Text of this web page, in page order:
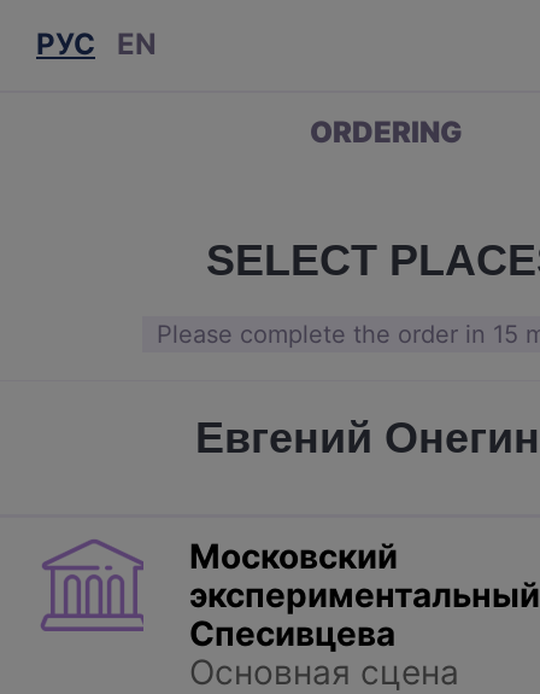
РУС EN
ORDERING
SELECT
Please complete the order in 15
Евгений
Московский
Спесивцева
Основная сцена